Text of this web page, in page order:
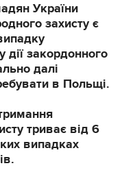
України
захисту є
дії закордонного
далі
в Польщі.
триває від 6
випадках